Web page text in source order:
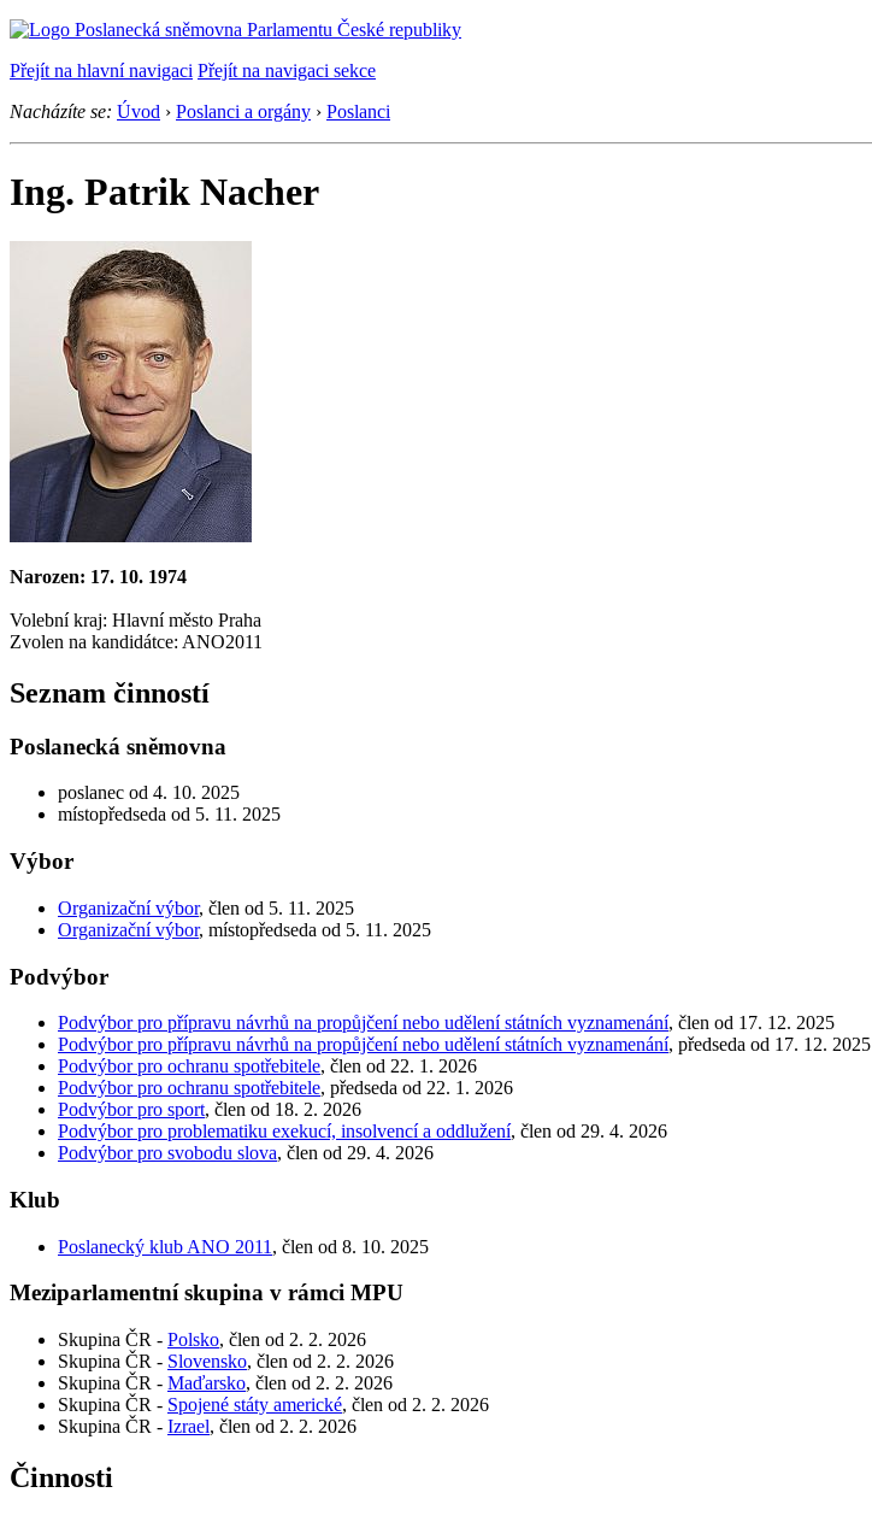
Přejít na hlavní navigaci Přejít na navigaci sekce
Nacházíte se: Úvod › Poslanci a orgány › Poslanci
Ing. Patrik Nacher
Narozen: 17. 10. 1974
Volební kraj: Hlavní město Praha
Zvolen na kandidátce: ANO2011
Seznam činností
Poslanecká sněmovna
poslanec od 4. 10. 2025
místopředseda od 5. 11. 2025
Výbor
Organizační výbor, člen od 5. 11. 2025
Organizační výbor, místopředseda od 5. 11. 2025
Podvýbor
Podvýbor pro přípravu návrhů na propůjčení nebo udělení státních vyznamenání, člen od 17. 12. 2025
Podvýbor pro přípravu návrhů na propůjčení nebo udělení státních vyznamenání, předseda od 17. 12. 2025
Podvýbor pro ochranu spotřebitele, člen od 22. 1. 2026
Podvýbor pro ochranu spotřebitele, předseda od 22. 1. 2026
Podvýbor pro sport, člen od 18. 2. 2026
Podvýbor pro problematiku exekucí, insolvencí a oddlužení, člen od 29. 4. 2026
Podvýbor pro svobodu slova, člen od 29. 4. 2026
Klub
Poslanecký klub ANO 2011 , člen od 8. 10. 2025
Meziparlamentní skupina v rámci MPU
Skupina ČR - Polsko, člen od 2. 2. 2026
Skupina ČR - Slovensko, člen od 2. 2. 2026
Skupina ČR - Maďarsko, člen od 2. 2. 2026
Skupina ČR - Spojené státy americké, člen od 2. 2. 2026
Skupina ČR - Izrael, člen od 2. 2. 2026
Činnosti